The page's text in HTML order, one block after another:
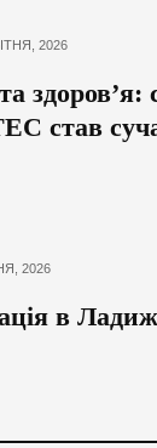
2026
здоров’я:
став
2026
в